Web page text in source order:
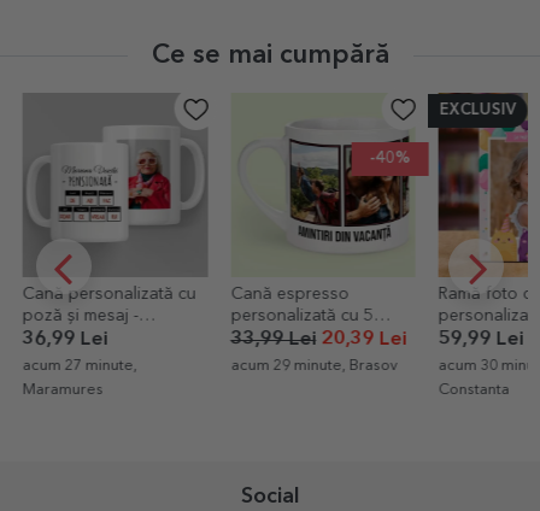
Ce se mai cumpără
Cană personalizată cu
poză și mesaj -
Pensionare
36,99 Lei
acum 27 minute,
Maramures
-40%
Cană espresso
personalizată cu 5
poze și text - Amintiri
33,99 Lei20,39 Lei
acum 29 minute, Brasov
EXCLUSIV
Ramă foto
o poză - La
59,99 Lei
acum 30
Constanta
Social